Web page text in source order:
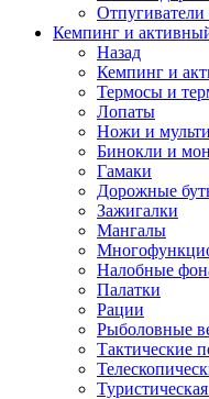
Отпугиватели
Кемпинг и
Назад
Кемпинг и
Термосы и
Лопаты
Ножи и
Бинокли и
Гамаки
Дорожные
Зажигалки
Мангалы
Налобные
Палатки
Рации
Рыболовные
Тактические